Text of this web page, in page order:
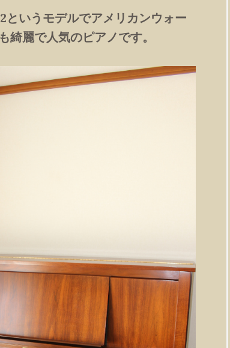
というモデルでアメリカンウォー
綺麗で人気のピアノです。